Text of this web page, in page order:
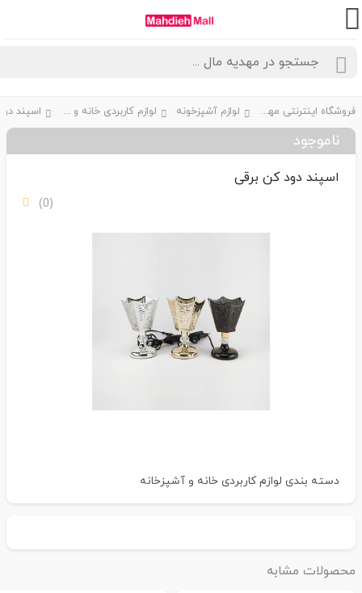
فروشگاه اینترنتی مهدیه مال لوازم آشپزخونه لوازم کاربردی خانه و آشپزخانه اسپند دود
ناموجود
اسپند دود کن برقی
دسته بندیلوازم کاربردی خانه و آشپزخانه
مشابه